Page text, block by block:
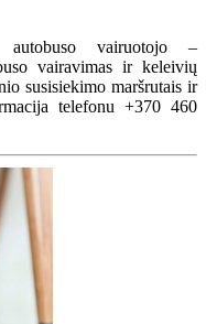
vairuotojo –
vairavimas ir keleivių
susisiekimo maršrutais ir
telefonu +370 460